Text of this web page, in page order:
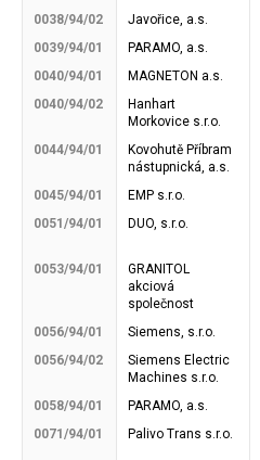
0038/94/02
Javořice, a.s.
0039/94/01
PARAMO, a.s.
0040/94/01
MAGNETON a.s.
0040/94/02
Hanhart
Morkovice s.r.o.
0044/94/01
Kovohutě Příbram
nástupnická, a.s.
0045/94/01 EMP s.r.o.
0051/94/01
DUO, s.r.o.
0053/94/01
GRANITOL
akciová
společnost
0056/94/01 Siemens, s.r.o.
0056/94/02
Siemens Electric
Machines s.r.o.
0058/94/01 PARAMO, a.s.
0071/94/01
Palivo Trans s.r.o.